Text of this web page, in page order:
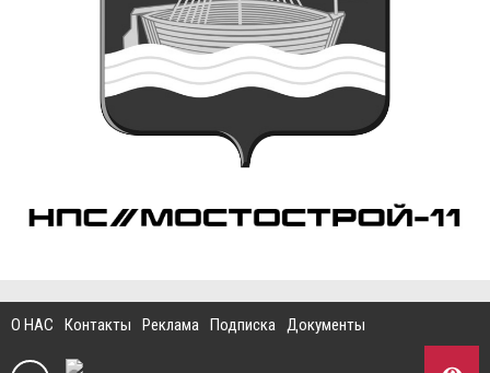
О НАС Контакты Реклама Подписка Документы